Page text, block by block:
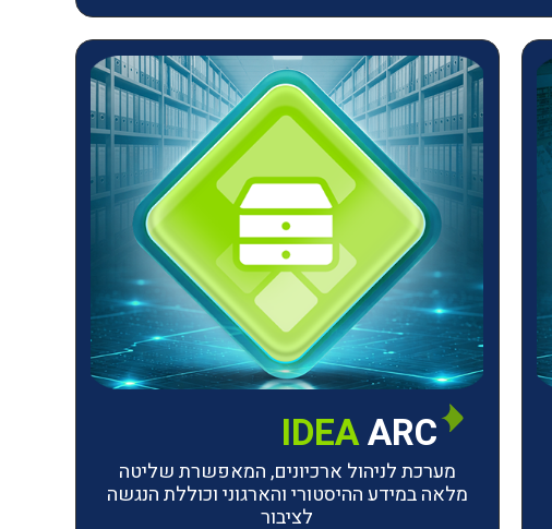
IDEAARC
מערכת לניהול ארכיונים, המאפשרת שליטה
מלאה במידע ההיסטורי והארגוני וכוללת הנגשה
לציבור